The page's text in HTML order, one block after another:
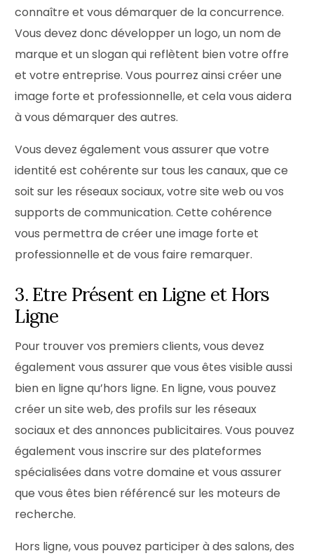
connaître et vous démarquer de la concurrence.
Vous devez donc développer un logo, un nom de
marque et un slogan qui reflètent bien votre offre
et votre entreprise. Vous pourrez ainsi créer une
image forte et professionnelle, et cela vous aidera
à vous démarquer des autres.
Vous devez également vous assurer que votre
identité est cohérente sur tous les canaux, que ce
soit sur les réseaux sociaux, votre site web ou vos
supports de communication. Cette cohérence
vous permettra de créer une image forte et
professionnelle et de vous faire remarquer.
3. Etre Présent en Ligne et Hors
Ligne
Pour trouver vos premiers clients, vous devez
également vous assurer que vous êtes visible aussi
bien en ligne qu’hors ligne. En ligne, vous pouvez
créer un site web, des profils sur les réseaux
sociaux et des annonces publicitaires. Vous pouvez
également vous inscrire sur des plateformes
spécialisées dans votre domaine et vous assurer
que vous êtes bien référencé sur les moteurs de
recherche.
Hors ligne, vous pouvez participer à des salons, des